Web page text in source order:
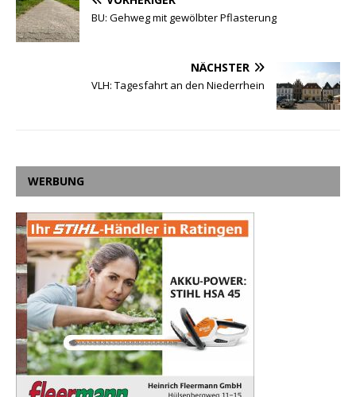
BU: Gehweg mit gewölbter Pflasterung
NÄCHSTER
VLH: Tagesfahrt an den Niederrhein
WERBUNG